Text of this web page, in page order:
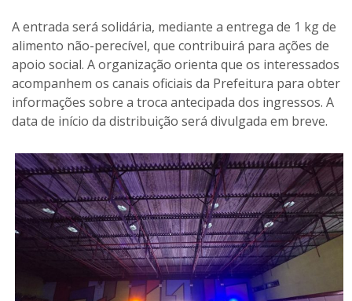
A entrada será solidária, mediante a entrega de 1 kg de
alimento não-perecível, que contribuirá para ações de
apoio social. A organização orienta que os interessados
acompanhem os canais oficiais da Prefeitura para obter
informações sobre a troca antecipada dos ingressos. A
data de início da distribuição será divulgada em breve.